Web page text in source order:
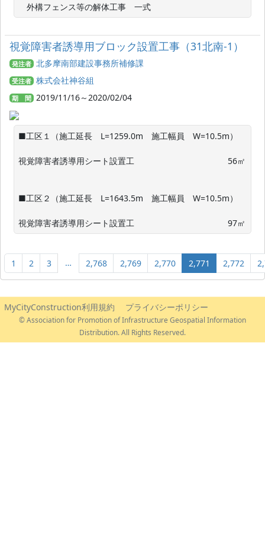
外構フェンス等の解体工事　一式
視覚障害者誘導用ブロック設置工事（31北南-1）
発注者 北多摩南部建設事務所補修課
受注者 株式会社神谷組
期 間 2019/11/16～2020/02/04
■工区１（施工延長　L=1259.0m　施工幅員　W=10.5m）
視覚障害者誘導用シート設置工　　　　　　　　　　　 56㎡
■工区２（施工延長　L=1643.5m　施工幅員　W=10.5m）
視覚障害者誘導用シート設置工　　　　　　　　　　　 97㎡
1 2 3 … 2,768 2,769 2,770 2,771 2,772
MyCityConstruction利用規約 プライバシーポリシー
© Association for Promotion of Infrastructure Geospatial Information
Distribution. All Rights Reserved.